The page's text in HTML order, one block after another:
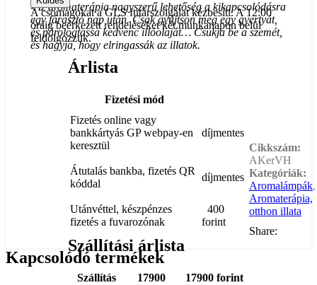
-Az aromaterápia nagyszerű lehetőség a kikapcsolódásra
egy fárasztó nap után. Csak gyújtson meg egy gyertyát,
és párologtassa kedvenc illóolaját… Csukja be a szemét,
és hagyja, hogy elringassák az illatok.
A csomagokat a GLS futárszolgálat kézbesíti. A 12:00
óráig beérkezett rendeléseket két munkanapon belül
feldolgozzuk.
Árlista
Fizetési mód
Fizetés online vagy
bankkártyás GP webpay-en
keresztül
díjmentes
Átutalás bankba, fizetés QR
kóddal
díjmentes
Utánvéttel, készpénzes
fizetés a fuvarozónak
400
forint
Szállítási árlista
Szállítás
17900
17900 forint
Cikkszám:
AKerVH
Kategóriák:
Aromalámpák,
Aromaterápia,
otthon illata
Share:
Kapcsolódó termékek